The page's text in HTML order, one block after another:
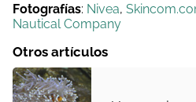
Fotografías: Nivea,
Nautical Company
Otros artículos